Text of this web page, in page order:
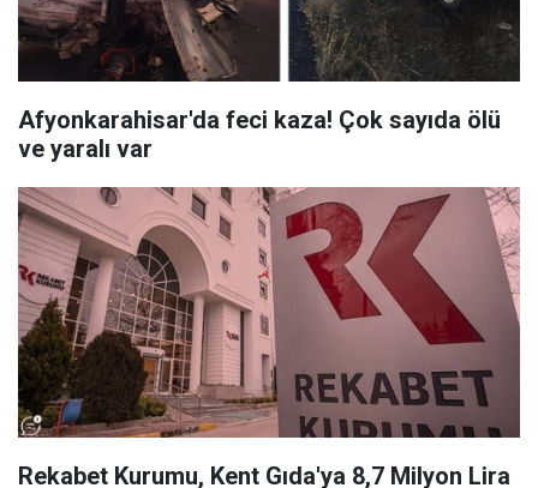
Afyonkarahisar'da feci kaza! Çok sayıda ölü
ve yaralı var
Rekabet Kurumu, Kent Gıda'ya 8,7 Milyon Lira